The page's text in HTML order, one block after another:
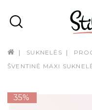
SUKNELĖS
ŠVENTINĖ MAXI
35%